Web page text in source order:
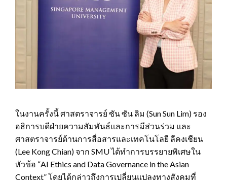
ในงานครั้งนี้ ศาสตราจารย์ ซัน ซัน ลิม (Sun Sun Lim) รอง
อธิการบดีฝ่ายความสัมพันธ์และการมีส่วนร่วม และ
ศาสตราจารย์ด้านการสื่อสารและเทคโนโลยี ลีคงเชียน
(Lee Kong Chian) จาก SMU ได้ทำการบรรยายพิเศษใน
หัวข้อ “AI Ethics and Data Governance in the Asian
Context” โดยได้กล่าวถึงการเปลี่ยนแปลงทางสังคมที่